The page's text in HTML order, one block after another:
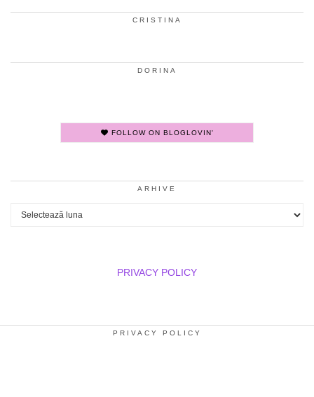
CRISTINA
DORINA
FOLLOW ON BLOGLOVIN'
ARHIVE
Arhive
PRIVACY POLICY
PRIVACY POLICY